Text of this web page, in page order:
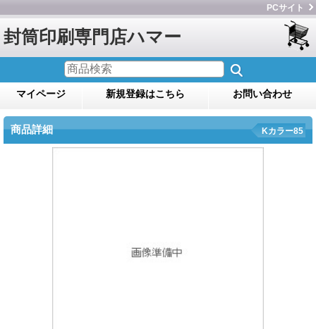
PCサイト
封筒印刷専門店ハマー
マイページ 新規登録はこちら お問い合わせ
商品詳細 Kカラー85